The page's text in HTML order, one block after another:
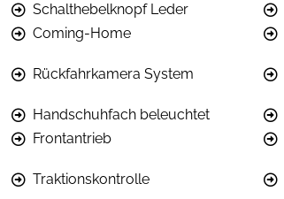
Schalthebelknopf Leder
Coming-Home
Rückfahrkamera System
Handschuhfach beleuchtet
Frontantrieb
Traktionskontrolle